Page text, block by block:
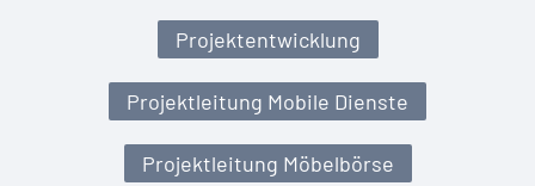
Projektentwicklung
Projektleitung Mobile Dienste
Projektleitung Möbelbörse